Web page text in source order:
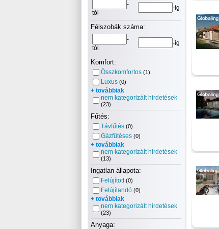
-
tól
-ig
Félszobák száma:
-
tól
-ig
Komfort:
Összkomfortos (1)
Luxus (0)
+ továbbiak
nem kategorizált hirdetések
(23)
Fűtés:
Távfűtés (0)
Gázfűtéses (0)
+ továbbiak
nem kategorizált hirdetések
(13)
Ingatlan állapota:
Felújított (0)
Felújítandó (0)
+ továbbiak
nem kategorizált hirdetések
(23)
Anyaga: